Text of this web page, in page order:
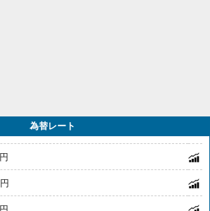
為替レート
円
円